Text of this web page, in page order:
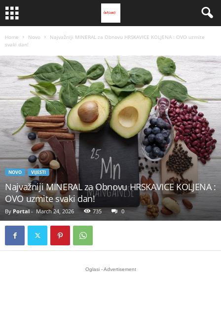
Home Novo
Najvažniji MINERAL za Obnovu HRSKAVICE KOLJENA : OVO uzmite
svaki dan!
NOVO VIJESTI
Najvažniji MINERAL za Obnovu HRSKAVICE KOLJENA :
OVO uzmite svaki dan!
By Portal- March 24, 2026 735 0
Oglasi - Advertisement